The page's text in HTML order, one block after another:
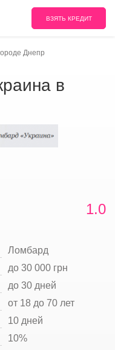
ВЗЯТЬ КРЕДИТ
Днепр
1.0
Ломбард
до 30 000 грн
до 30 дней
от 18 до 70 лет
10 дней
10%